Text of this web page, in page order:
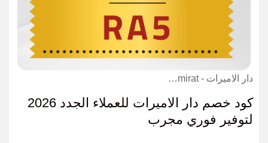
دار الاميرات - Dar Alamirat كوبون
كود خصم دار الاميرات للعملاء الجدد 2026
لتوفير فوري مجرب